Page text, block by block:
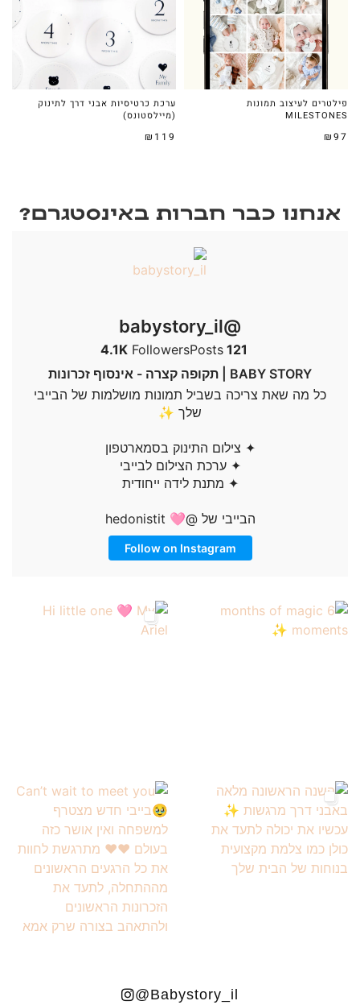
פילטרים לעיצוב תמונות
MILESTONES
₪97
ערכת כרטיסיות אבני דרך לתינוק
(מיילסטונס)
₪ 119
אנחנו כבר חברות באינסטגרם?
@babystory_il
121
Posts
4.1K Followers
BABY STORY | תקופה קצרה - אינסוף זכרונות
כל מה שאת צריכה בשביל תמונות מושלמות של הבייבי
שלך ✨
✦ צילום התינוק בסמארטפון
✦ ערכת הצילום לבייבי
✦ מתנת לידה ייחודית
הבייבי של @hedonistit 🩷
Follow on Instagram
Babystory_il@